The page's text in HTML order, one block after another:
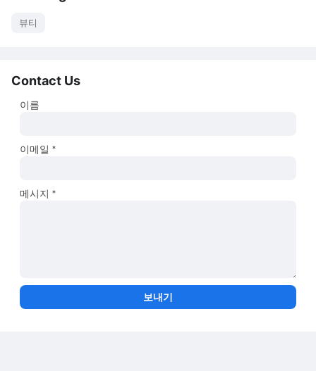
뷰티
Contact Us
이름
이메일*
메시지*